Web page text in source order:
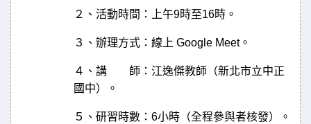
２、活動時間：上午9時至16時。
３、辦理方式：線上 Google Meet。
４、講 師：江逸傑教師（新北市立中正
國中）。
５、研習時數： 6小時（全程參與者核發）。